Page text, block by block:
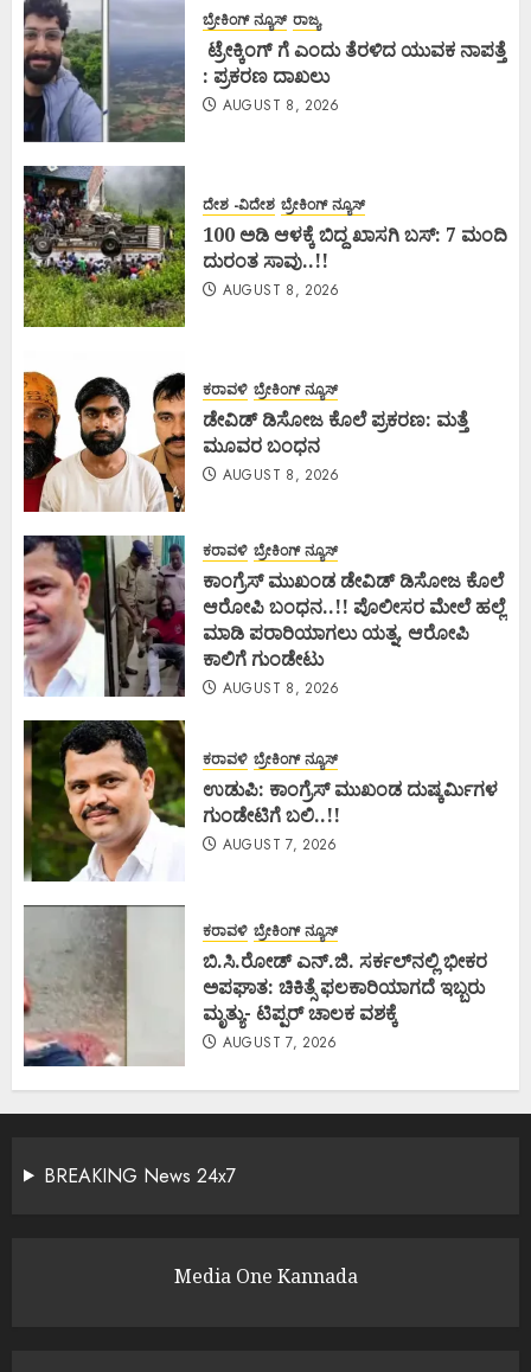
ಬ್ರೇಕಿಂಗ್ ನ್ಯೂಸ್ ರಾಜ್ಯ
ಟ್ರೇಕ್ಕಿಂಗ್ ಗೆ ಎಂದು ತೆರಳಿದ ಯುವಕ ನಾಪತ್ತೆ
: ಪ್ರಕರಣ ದಾಖಲು
AUGUST 8, 2026
ದೇಶ -ವಿದೇಶ ಬ್ರೇಕಿಂಗ್ ನ್ಯೂಸ್
100 ಅಡಿ ಆಳಕ್ಕೆ ಬಿದ್ದ ಖಾಸಗಿ ಬಸ್: 7 ಮಂದಿ
ದುರಂತ ಸಾವು..!!
AUGUST 8, 2026
ಕರಾವಳಿ ಬ್ರೇಕಿಂಗ್ ನ್ಯೂಸ್
ಡೇವಿಡ್ ಡಿಸೋಜ ಕೊಲೆ ಪ್ರಕರಣ: ಮತ್ತೆ
ಮೂವರ ಬಂಧನ
AUGUST 8, 2026
ಕರಾವಳಿ ಬ್ರೇಕಿಂಗ್ ನ್ಯೂಸ್
ಕಾಂಗ್ರೆಸ್ ಮುಖಂಡ ಡೇವಿಡ್ ಡಿಸೋಜ ಕೊಲೆ
ಆರೋಪಿ ಬಂಧನ..!! ಪೊಲೀಸರ ಮೇಲೆ ಹಲ್ಲೆ
ಮಾಡಿ ಪರಾರಿಯಾಗಲು ಯತ್ನ, ಆರೋಪಿ
ಕಾಲಿಗೆ ಗುಂಡೇಟು
AUGUST 8, 2026
ಕರಾವಳಿ ಬ್ರೇಕಿಂಗ್ ನ್ಯೂಸ್
ಉಡುಪಿ: ಕಾಂಗ್ರೆಸ್ ಮುಖಂಡ ದುಷ್ಕರ್ಮಿಗಳ
ಗುಂಡೇಟಿಗೆ ಬಲಿ..!!
AUGUST 7, 2026
ಕರಾವಳಿ ಬ್ರೇಕಿಂಗ್ ನ್ಯೂಸ್
ಬಿ.ಸಿ.ರೋಡ್ ಎನ್.ಜಿ. ಸರ್ಕಲ್‌ನಲ್ಲಿ ಭೀಕರ
ಅಪಘಾತ: ಚಿಕಿತ್ಸೆ ಫಲಕಾರಿಯಾಗದೆ ಇಬ್ಬರು
ಮೃತ್ಯು- ಟಿಪ್ಪರ್ ಚಾಲಕ ವಶಕ್ಕೆ
AUGUST 7, 2026
BREAKING News 24x7
Media One Kannada